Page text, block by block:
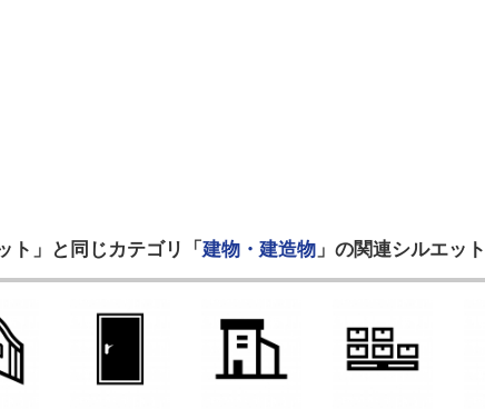
ト」と同じカテゴリ「 建物・建造物」の関連シルエッ